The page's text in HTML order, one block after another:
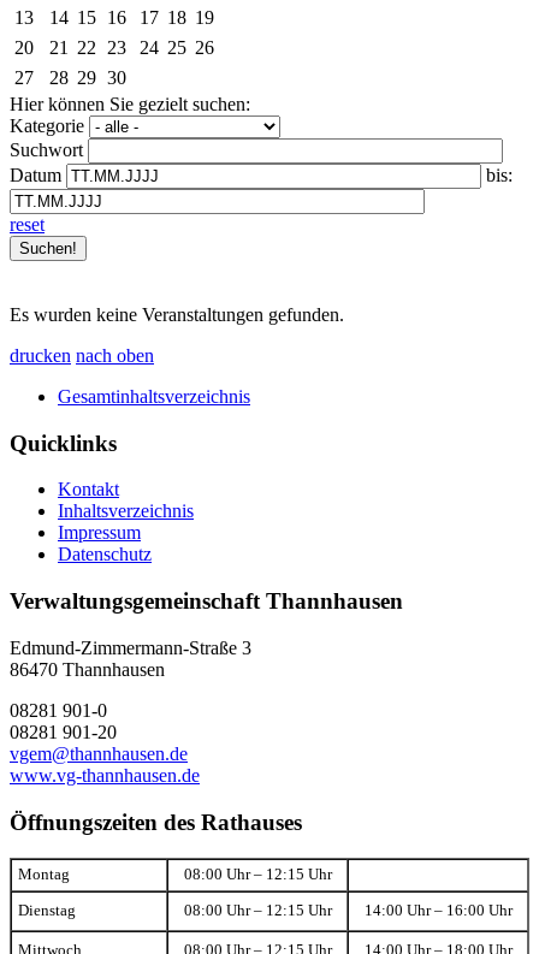
13
14 15 16 17 18 19
20
21 22 23 24 25 26
27
28 29 30
Hier können Sie gezielt suchen:
Kategorie
Suchwort
Datum
bis:
reset
Es wurden keine Veranstaltungen gefunden.
drucken nach oben
Gesamtinhaltsverzeichnis
Quicklinks
Kontakt
Inhaltsverzeichnis
Impressum
Datenschutz
Verwaltungsgemeinschaft Thannhausen
Edmund-Zimmermann-Straße 3
86470 Thannhausen
08281 901-0
08281 901-20
vgem@thannhausen.de
www.vg-thannhausen.de
Öffnungszeiten des Rathauses
Montag 08:00 Uhr – 12:15 Uhr
Dienstag 08:00 Uhr – 12:15 Uhr 14:00 Uhr – 16:00 Uhr